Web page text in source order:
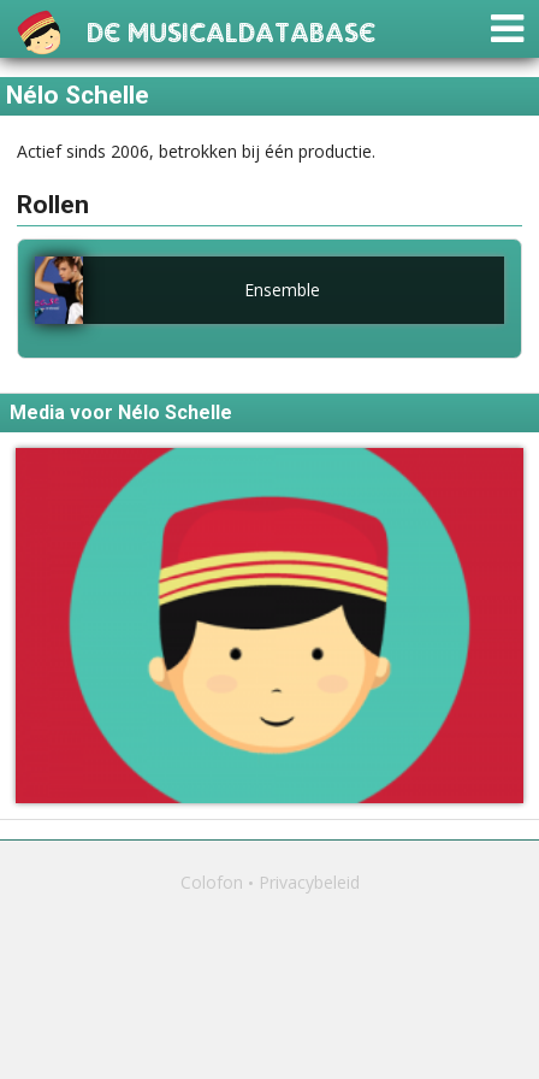
De Musicaldatabase
Nélo Schelle
Actief sinds 2006, betrokken bij één productie.
Rollen
Ensemble
Media voor Nélo Schelle
Colofon Privacybeleid